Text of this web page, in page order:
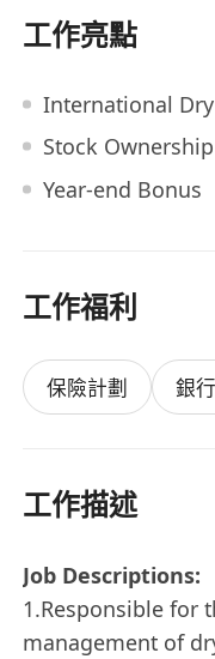
工作亮點
International
Stock
Year-end Bonus
工作福利
保險計劃 銀
工作描述
Job Descriptions:
1.Responsible for
management of